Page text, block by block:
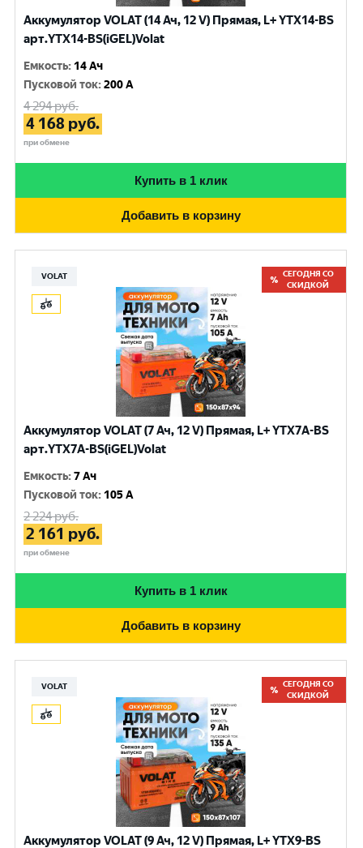
Аккумулятор VOLAT (14 Ач, 12 V) Прямая, L+ YTX14-BS
арт.YTX14-BS(iGEL)Volat
Емкость: 14 Ач
Пусковой ток:200 A
4 294руб.
4 168 руб.
при обмене
Купить в 1 клик
Добавить в корзину
VOLAT
СЕГОДНЯ СО
СКИДКОЙ
Аккумулятор VOLAT (7 Ач, 12 V) Прямая, L+ YTX7A-BS
арт.YTX7A-BS(iGEL)Volat
Емкость:7 Ач
Пусковой ток: 105 A
2 224руб.
2 161 руб.
при обмене
Купить в 1 клик
Добавить в корзину
VOLAT
СЕГОДНЯ СО
СКИДКОЙ
Аккумулятор VOLAT (9 Ач, 12 V) Прямая, L+ YTX9-BS